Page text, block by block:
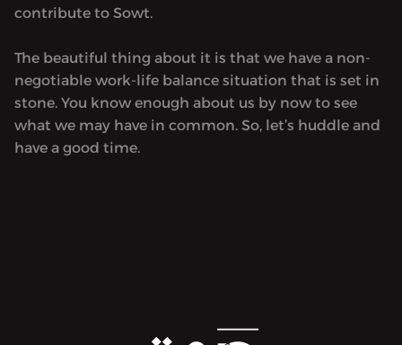
contribute to Sowt.
The beautiful thing about it is that we have a non-
negotiable work-life balance situation that is set in
stone. You know enough about us by now to see
what we may have in common. So, let’s huddle and
have a good time.